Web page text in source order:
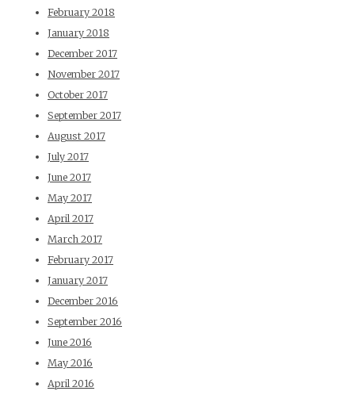
February 2018
January 2018
December 2017
November 2017
October 2017
September 2017
August 2017
July 2017
June 2017
May 2017
April 2017
March 2017
February 2017
January 2017
December 2016
September 2016
June 2016
May 2016
April 2016